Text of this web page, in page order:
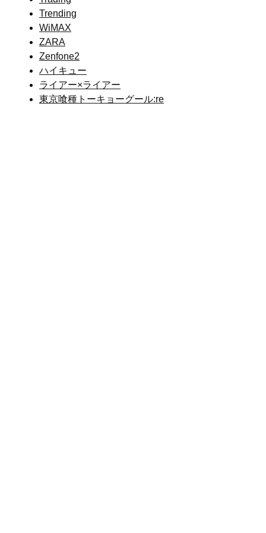
Trending
WiMAX
ZARA
Zenfone2
ハイキュー
ライアー×ライアー
東京喰種トーキョーグール:re